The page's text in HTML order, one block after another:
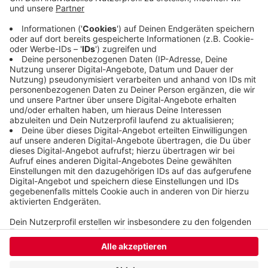
Menschen mit ihren Erinnerungen an diese
belastende Zeit nicht alleine lassen. Der
Gedenkgottesdienst findet auf dem Parkplatz der
Firma Berger statt und beginnt um 18 Uhr.
Veröffentlicht:Donnerstag, 14.07.2022 09:52
Anzeige
Anzeige